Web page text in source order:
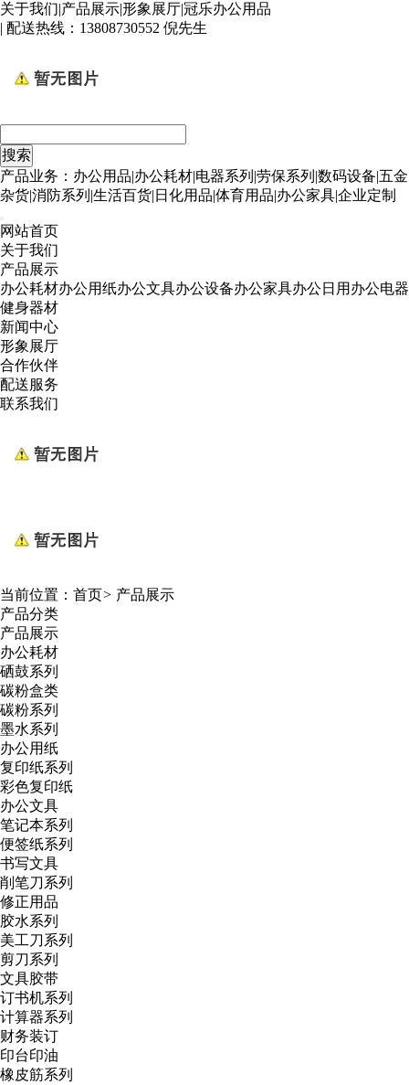
关于我们|产品展示|形象展厅|冠乐办公用品
| 配送热线： 13808730552 倪先生
产品业务：办公用品|办公耗材|电器系列|劳保系列|数码设备|五金
杂货|消防系列|生活百货|日化用品|体育用品|办公家具|企业定制
网站首页
关于我们
产品展示
办公耗材办公用纸办公文具办公设备办公家具办公日用 办公电器
健身器材
新闻中心
形象展厅
合作伙伴
配送服务
联系我们
当前位置： 首页> 产品展示
产品分类
产品展示
办公耗材
硒鼓系列
碳粉盒类
碳粉系列
墨水系列
办公用纸
复印纸系列
彩色复印纸
办公文具
笔记本系列
便签纸系列
书写文具
削笔刀系列
修正用品
胶水系列
美工刀系列
剪刀系列
文具胶带
订书机系列
计算器系列
财务装订
印台印油
橡皮筋系列